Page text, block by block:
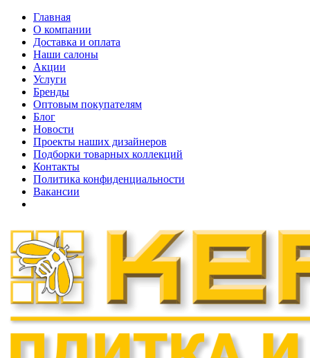
Главная
О компании
Доставка и оплата
Наши cалоны
Акции
Услуги
Бренды
Оптовым покупателям
Блог
Новости
Проекты наших дизайнеров
Подборки товарных коллекций
Контакты
Политика конфиденциальности
Вакансии